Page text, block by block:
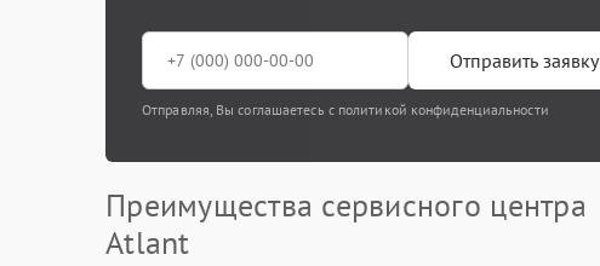
Отправить заявку
Отправляя, Вы соглашаетесь с политикой конфиденциальности
Преимущества сервисного центра
Atlant